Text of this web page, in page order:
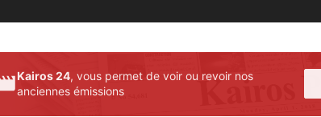
Kairos 24, vous permet de voir ou revoir nos
anciennes émissions